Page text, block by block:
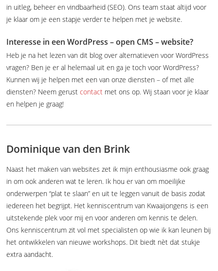
in uitleg, beheer en vindbaarheid (SEO). Ons team staat altijd voor
je klaar om je een stapje verder te helpen met je website.
Interesse in een WordPress – open CMS – website?
Heb je na het lezen van dit blog over alternatieven voor WordPress
vragen? Ben je er al helemaal uit en ga je toch voor WordPress?
Kunnen wij je helpen met een van onze diensten – of met alle
diensten? Neem gerustcontact met ons op. Wij staan voor je klaar
en helpen je graag!
Dominique van den Brink
Naast het maken van websites zet ik mijn enthousiasme ook graag
in om ook anderen wat te leren. Ik hou er van om moeilijke
onderwerpen “plat te slaan” en uit te leggen vanuit de basis zodat
iedereen het begrijpt. Het kenniscentrum van Kwaaijongens is een
uitstekende plek voor mij en voor anderen om kennis te delen.
Ons kenniscentrum zit vol met specialisten op wie ik kan leunen bij
het ontwikkelen van nieuwe workshops. Dit biedt nèt dat stukje
extra aandacht.